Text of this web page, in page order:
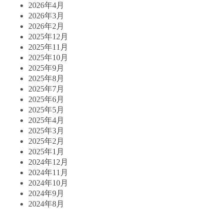
2026年4月
2026年3月
2026年2月
2025年12月
2025年11月
2025年10月
2025年9月
2025年8月
2025年7月
2025年6月
2025年5月
2025年4月
2025年3月
2025年2月
2025年1月
2024年12月
2024年11月
2024年10月
2024年9月
2024年8月